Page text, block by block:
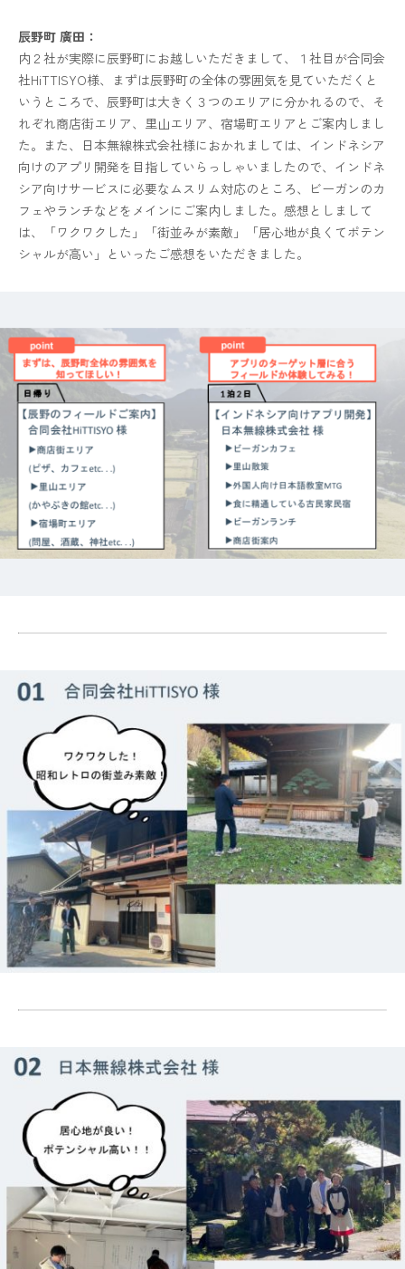
辰野町 廣田：
内２社が実際に辰野町にお越しいただきまして、１社目が合同会
社HiTTISYO様、まずは辰野町の全体の雰囲気を見ていただくと
いうところで、辰野町は大きく３つのエリアに分かれるので、そ
れぞれ商店街エリア、里山エリア、宿場町エリアとご案内しまし
た。また、日本無線株式会社様におかれましては、インドネシア
向けのアプリ開発を目指していらっしゃいましたので、インドネ
シア向けサービスに必要なムスリム対応のところ、ビーガンのカ
フェやランチなどをメインにご案内しました。感想としまして
は、「ワクワクした」「街並みが素敵」「居心地が良くてポテン
シャルが高い」といったご感想をいただきました。